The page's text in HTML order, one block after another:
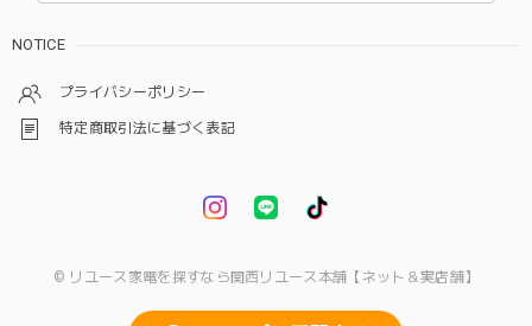
NOTICE
プライバシーポリシー
特定商取引法に基づく表記
© リユース家電を探すなら関西リユース本舗【ネット＆実店舗】